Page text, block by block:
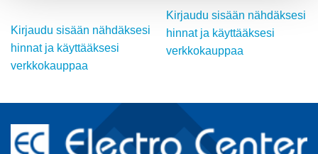
Kirjaudu sisään nähdäksesi
hinnat ja käyttääksesi
verkkokauppaa
Kirjaudu sisään nähdäksesi
hinnat ja käyttääksesi
verkkokauppaa